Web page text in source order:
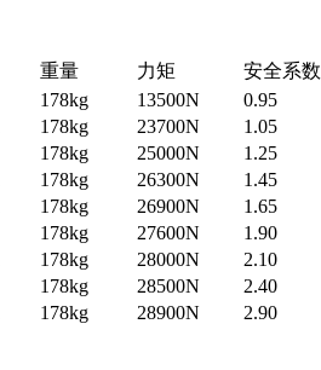
重量 力矩
安全系数
178kg 13500N
0.95
178kg 23700N
1.05
178kg 25000N
1.25
178kg 26300N
1.45
178kg 26900N
1.65
178kg 27600N
1.90
178kg 28000N
2.10
178kg 28500N
2.40
178kg 28900N 2.90